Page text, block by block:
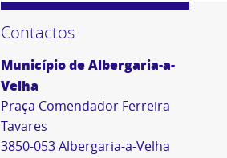
Contactos
Município de Albergaria-a-
Velha
Praça Comendador Ferreira
Tavares
3850-053 Albergaria-a-Velha